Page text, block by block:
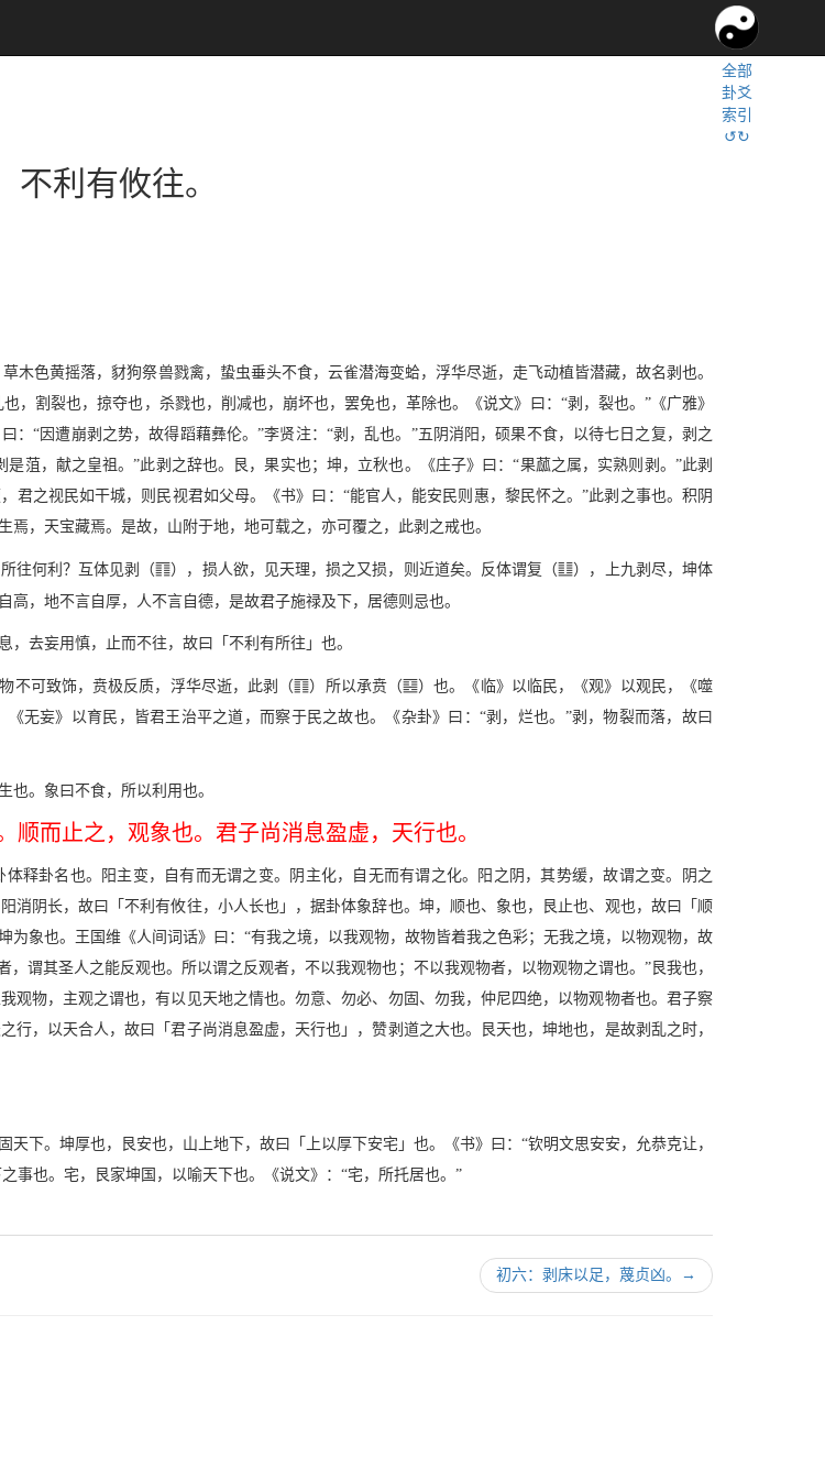
全部
卦爻
索引
↺↻
不利有攸往。
木色黄摇落，豺狗祭兽戮禽，蛰虫垂头不食，云雀潜海变蛤，浮华尽逝，走飞动植皆潜藏，故名剥也。
，割裂也，掠夺也，杀戮也，削减也，崩坏也，罢免也，革除也。《说文》曰：“剥，裂也。”《广雅》
：“因遭崩剥之势，故得蹈藉彝伦。”李贤注：“剥，乱也。”五阴消阳，硕果不食，以待七日之复，剥之
菹，献之皇祖。”此剥之辞也。艮，果实也；坤，立秋也。《庄子》曰：“果蓏之属，实熟则剥。”此剥
之视民如干城，则民视君如父母。《书》曰：“能官人，能安民则惠，黎民怀之。”此剥之事也。积阴
，天宝藏焉。是故，山附于地，地可载之，亦可覆之，此剥之戒也。
往何利？互体见剥（c），损人欲，见天理，损之又损，则近道矣。反体谓复（v），上九剥尽，坤体
高，地不言自厚，人不言自德，是故君子施禄及下，居德则忌也。
，去妄用慎，止而不往，故曰「不利有所往」也。
不可致饰，贲极反质，浮华尽逝，此剥（c）所以承贲（x）也。《临》以临民，《观》以观民，《噬
无妄》以育民，皆君王治平之道，而察于民之故也。《杂卦》曰：“剥，烂也。”剥，物裂而落，故曰
也。象曰不食，所以利用也。
而止之，观象也。君子尚消息盈虚，天行也。
释卦名也。阳主变，自有而无谓之变。阴主化，自无而有谓之化。阳之阴，其势缓，故谓之变。阴之
消阴长，故曰「不利有攸往，小人长也」，据卦体象辞也。坤，顺也、象也，艮止也、观也，故曰「顺
象也。王国维《人间词话》曰：“有我之境，以我观物，故物皆着我之色彩；无我之境，以物观物，故
谓其圣人之能反观也。所以谓之反观者，不以我观物也；不以我观物者，以物观物之谓也。”艮我也，
观物，主观之谓也，有以见天地之情也。勿意、勿必、勿固、勿我，仲尼四绝，以物观物者也。君子察
，以天合人，故曰「君子尚消息盈虚，天行也」，赞剥道之大也。艮天也，坤地也，是故剥乱之时，
下。坤厚也，艮安也，山上地下，故曰「上以厚下安宅」也。《书》曰：“钦明文思安安，允恭克让，
事也。宅，艮家坤国，以喻天下也。《说文》：“宅，所托居也。”
初六：剥床以足，蔑贞凶。 →